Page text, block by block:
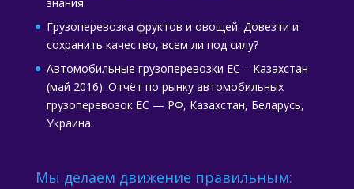
Грузоперевозка фруктов и овощей. Довезти и
сохранить качество, всем ли под силу?
Автомобильные грузоперевозки ЕС – Казахстан
(май 2016). Отчёт по рынку автомобильных
грузоперевозок ЕС — РФ, Казахстан, Беларусь,
Украина.
Мы делаем движение правильным: